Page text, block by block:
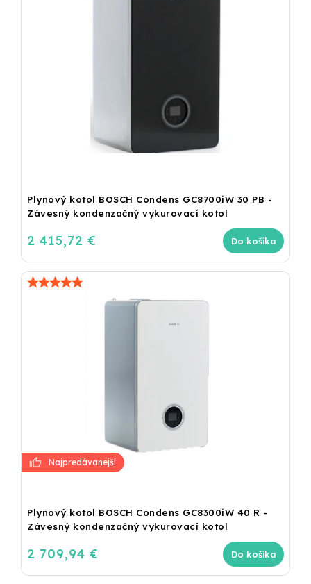
Plynový kotol BOSCH Condens GC8700iW 30 PB -
Závesný kondenzačný vykurovací kotol
2 415,72 € Do košíka
Plynový kotol BOSCH Condens GC8300iW 40 R -
Závesný kondenzačný vykurovací kotol
2 709,94 € Do košíka